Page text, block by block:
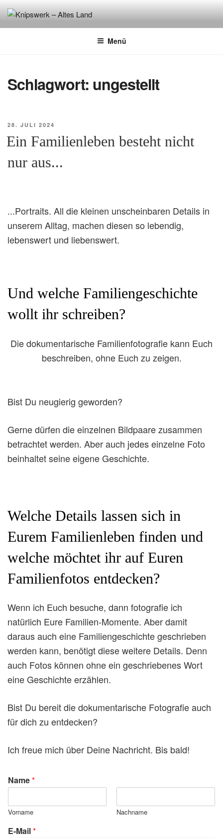
Inhalt
springen
KNIPSWERK – ALTES LAND
authentisch. lebending. dabei.
Menü
Schlagwort: ungestellt
VERÖFFENTLICHT
28. JULI 2024
Ein Familienleben besteht nicht
nur aus...
...Portraits. All die kleinen unscheinbaren Details in
unserem Alltag, machen diesen so lebendig,
lebenswert und liebenswert.
Und welche Familiengeschichte
wollt ihr schreiben?
Die dokumentarische Familienfotografie kann Euch
beschreiben, ohne Euch zu zeigen.
Bist Du neugierig geworden?
Gerne dürfen die einzelnen Bildpaare zusammen
betrachtet werden. Aber auch jedes einzelne Foto
beinhaltet seine eigene Geschichte.
Welche Details lassen sich in
Eurem Familienleben finden und
welche möchtet ihr auf Euren
Familienfotos entdecken?
Wenn ich Euch besuche, dann fotografie ich
natürlich Eure Familien-Momente. Aber damit
daraus auch eine Familiengeschichte geschrieben
werden kann, benötigt diese weitere Details. Denn
auch Fotos können ohne ein geschriebenes Wort
eine Geschichte erzählen.
Bist Du bereit die dokumentarische Fotografie auch
für dich zu entdecken?
Ich freue mich über Deine Nachricht. Bis bald!
Name*
Vorname Nachname
E-Mail*